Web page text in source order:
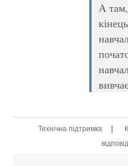
А
Технічна підтримка |